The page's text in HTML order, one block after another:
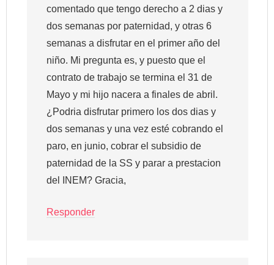
comentado que tengo derecho a 2 dias y
dos semanas por paternidad, y otras 6
semanas a disfrutar en el primer año del
niño. Mi pregunta es, y puesto que el
contrato de trabajo se termina el 31 de
Mayo y mi hijo nacera a finales de abril.
¿Podria disfrutar primero los dos dias y
dos semanas y una vez esté cobrando el
paro, en junio, cobrar el subsidio de
paternidad de la SS y parar a prestacion
del INEM? Gracia,
Responder